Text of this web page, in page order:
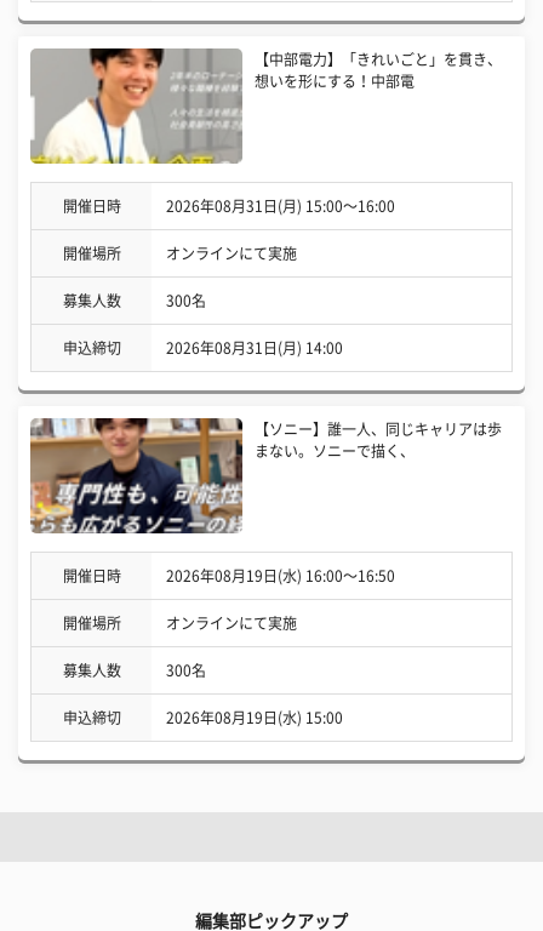
【中部電力】「きれいごと」を貫き、
想いを形にする！中部電
開催日時 2026年08月31日(月) 15:00〜16:00
開催場所 オンラインにて実施
募集人数 300名
申込締切 2026年08月31日(月) 14:00
【ソニー】誰一人、同じキャリアは歩
まない。ソニーで描く、
開催日時 2026年08月19日(水) 16:00〜16:50
開催場所 オンラインにて実施
募集人数 300名
申込締切 2026年08月19日(水) 15:00
編集部ピックアップ